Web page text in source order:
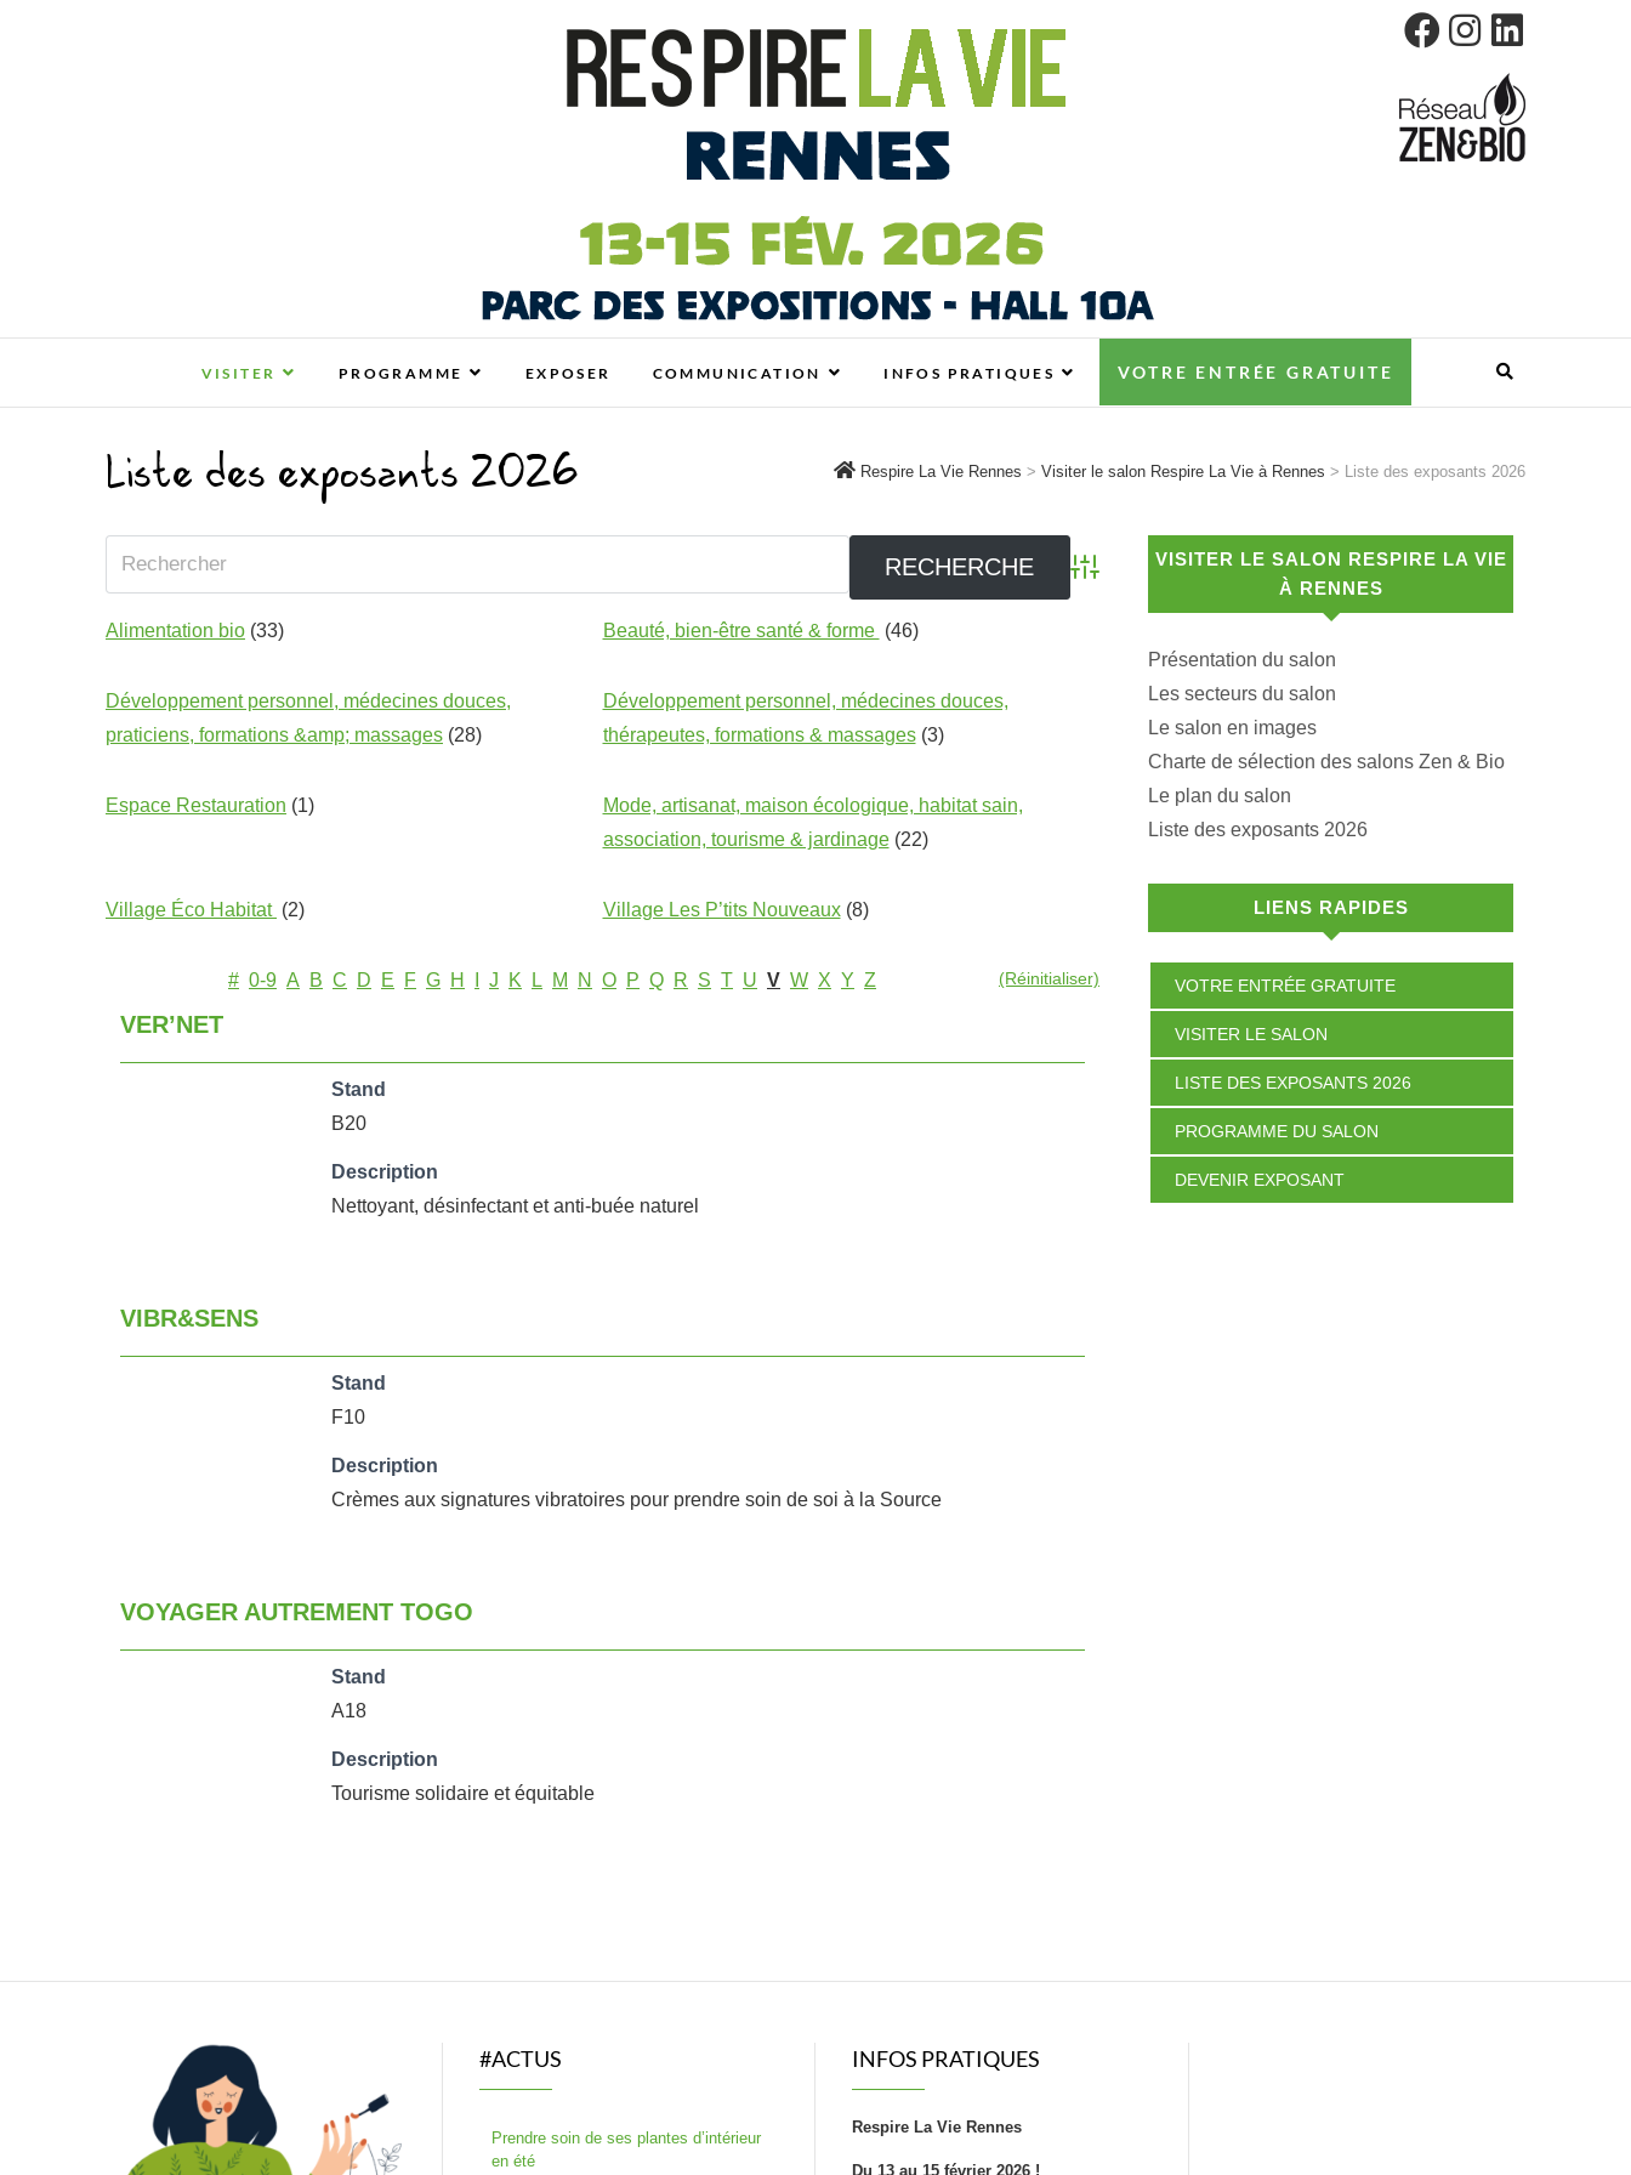
Respire La Vie Rennes
RESPIRE LA VIE RENNES : VOTRE SALON ÉCOLO, BIO, BIEN-ÊTRE ET HABITAT SAIN À RENNES
VISITER PROGRAMME EXPOSER COMMUNICATION INFOS PRATIQUES VOTRE ENTRÉE GRATUITE
Liste des exposants 2026 Respire La Vie Rennes > Visiter le salon Respire La Vie à Rennes > Liste des exposants 2026
Advanced Search
Alimentation bio (33) Beauté, bien-être santé & forme (46)
Développement personnel, médecines douces,
praticiens, formations &amp; massages (28)
Développement personnel, médecines douces,
thérapeutes, formations & massages(3)
Espace Restauration (1)
Mode, artisanat, maison écologique, habitat sain,
association, tourisme & jardinage(22)
Village Éco Habitat (2) Village Les P’tits Nouveaux(8)
# 0-9 A B C D E F G H J K L M N O P Q R S T U V W X Y Z (Réinitialiser)
VER’NET
Stand
B20
Description
Nettoyant, désinfectant et anti-buée naturel
VIBR&SENS
Stand
F10
Description
Crèmes aux signatures vibratoires pour prendre soin de soi à la Source
VOYAGER AUTREMENT TOGO
Stand
A18
Description
Tourisme solidaire et équitable
VISITER LE SALON RESPIRE LA VIE
À RENNES
Présentation du salon
Les secteurs du salon
Le salon en images
Charte de sélection des salons Zen & Bio
Le plan du salon
Liste des exposants 2026
LIENS RAPIDES
VOTRE ENTRÉE GRATUITE
VISITER LE SALON
LISTE DES EXPOSANTS 2026
PROGRAMME DU SALON
DEVENIR EXPOSANT
#ACTUS
Prendre soin de ses plantes d’intérieur
en été
INFOS PRATIQUES
Respire La Vie Rennes
Du 13 au 15 février 2026 !